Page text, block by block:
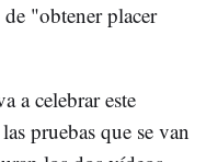
"obtener placer
a celebrar este
pruebas que se van